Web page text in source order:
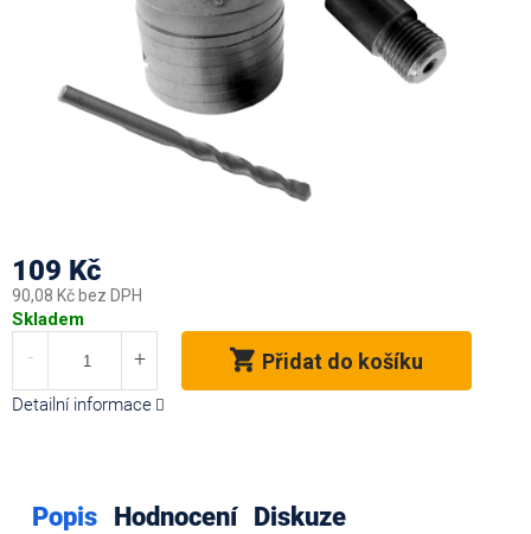
109 Kč
90,08 Kč bez DPH
Měrná
Skladem
Přidat do košíku
Detailní informace
Popis Hodnocení
Diskuze